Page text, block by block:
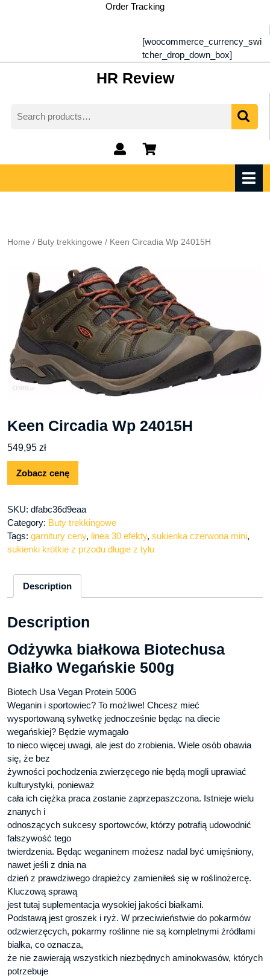
Order Tracking
[woocommerce_currency_swi
tcher_drop_down_box]
HR Review
for:
My
Account
shopping
cart
Home / Buty trekkingowe / Keen Circadia Wp 24015H
Keen Circadia Wp 24015H
549,95 zł
Zobacz cenę
SKU: dfabc36d9eaa
Category: Buty trekkingowe
Tags: garnitury ceny, linea 30 efekty, sukienka czerwona mini,
sukienki krótkie z przodu długie z tyłu
Description
Description
Odżywka białkowa Biotechusa
Białko Wegańskie 500g
Biotech Usa Vegan Protein 500G
Weganin i sportowiec? To możliwe! Chcesz mieć
wysportowaną sylwetkę jednocześnie będąc na diecie
wegańskiej? Będzie wymagało
to nieco więcej uwagi, ale jest do zrobienia. Wiele osób obawia
się, że bez
żywności pochodzenia zwierzęcego nie będą mogli uprawiać
kulturystyki, ponieważ
cała ich ciężka praca zostanie zaprzepaszczona. Istnieje wielu
znanych i
odnoszących sukcesy sportowców, którzy potrafią udowodnić
fałszywość tego
twierdzenia. Będąc weganinem możesz nadal być umięśniony,
nawet jeśli z dnia na
dzień z prawdziwego drapieżcy zamieniłeś się w roślinożercę.
Kluczową sprawą
jest tutaj suplementacja wysokiej jakości białkami.
Podstawą jest groszek i ryż. W przeciwieństwie do pokarmów
odzwierzęcych, pokarmy roślinne nie są kompletnymi źródłami
białka, co oznacza,
że nie zawierają wszystkich niezbędnych aminokwasów, których
potrzebuje